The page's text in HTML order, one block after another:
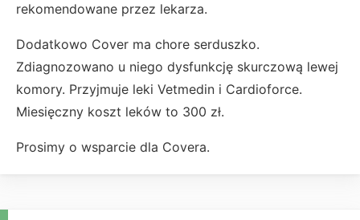
rekomendowane przez lekarza.
Dodatkowo Cover ma chore serduszko.
Zdiagnozowano u niego dysfunkcję skurczową lewej
komory. Przyjmuje leki Vetmedin i Cardioforce.
Miesięczny koszt leków to 300 zł.
Prosimy o wsparcie dla Covera.